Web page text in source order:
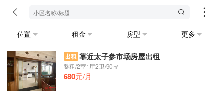
位置 租金 房型 更多
出租 靠近太子参市场房屋出租
整租/2室1厅2卫/90㎡
680元/月